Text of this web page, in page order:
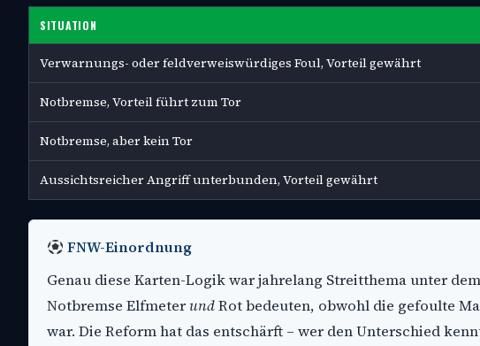
SITUATION
Verwarnungs- oder feldverweiswürdiges Foul, Vorteil gewährt
Notbremse, Vorteil führt zum Tor
Notbremse, aber kein Tor
Aussichtsreicher Angriff unterbunden, Vorteil gewährt
FNW-Einordnung
Genau diese Karten-Logik war jahrelang Streitthema unter
Notbremse Elfmeter undRot bedeuten, obwohl die gefoulte
war. Die Reform hat das entschärft – wer den Unterschied